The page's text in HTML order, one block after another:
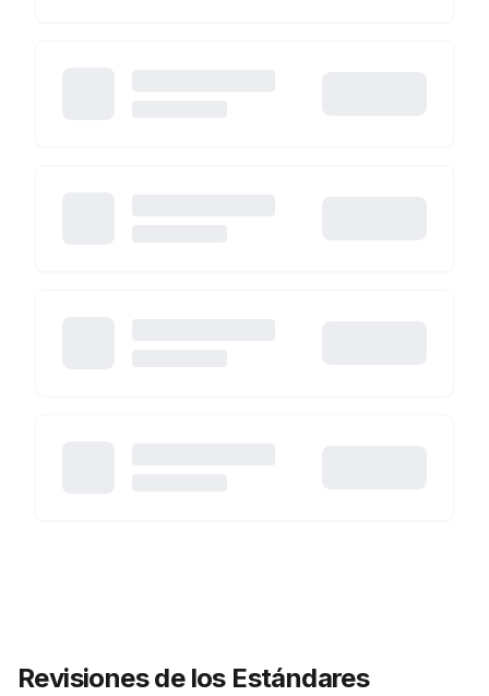
Revisiones de los Estándares